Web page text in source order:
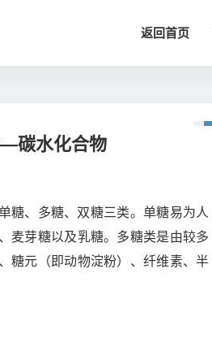
返回首页
碳水化合物
糖、多糖、双糖三类。单糖易为人
麦芽糖以及乳糖。多糖类是由较多
糖元（即动物淀粉）、纤维素、半